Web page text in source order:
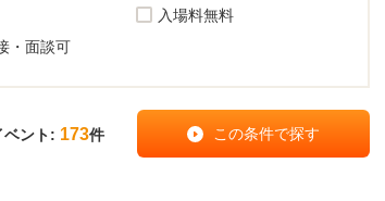
入場料無料
・面談可
ベント: 173件